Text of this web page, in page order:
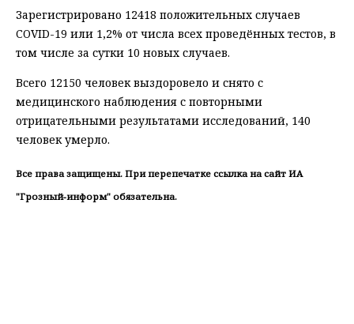
Зарегистрировано 12418 положительных случаев
COVID-19 или 1,2% от числа всех проведённых тестов, в
том числе за сутки 10 новых случаев.
Всего 12150 человек выздоровело и снято с
медицинского наблюдения с повторными
отрицательными результатами исследований, 140
человек умерло.
Все права защищены. При перепечатке ссылка на сайт ИА
"Грозный-информ" обязательна.